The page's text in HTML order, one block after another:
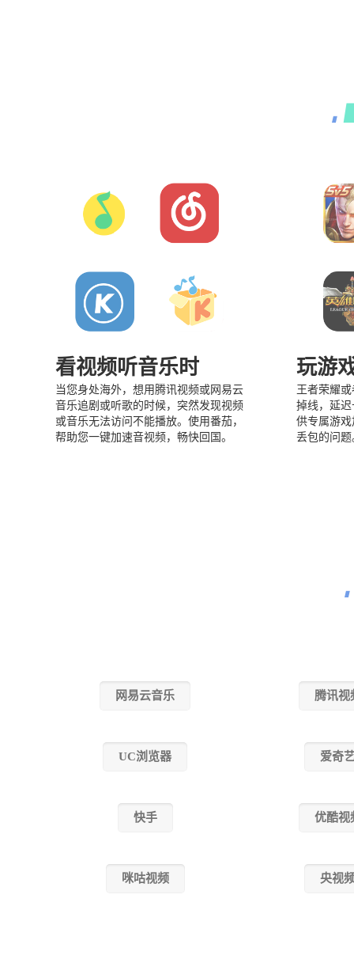
看视频听音乐时
当您身处海外，想用腾讯视频或网易云
音乐追剧或听歌的时候，突然发现视频
或音乐无法访问不能播放。使用番茄，
帮助您一键加速音视频，畅快回国。
玩游
王者荣耀
掉线，延
供专属游
丢包的问题
网易云音乐 腾讯视
UC浏览器 爱奇
快手 优酷视
咪咕视频 央视